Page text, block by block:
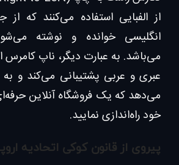
از الفبایی استفاده می‌کنند که
انگلیسی خوانده و نوشته
می‌باشد. به عبارت دیگر، ناپ کامرس
عبری و عربی پشتیبانی می‌کند و به
می‌دهد که یک فروشگاه آنلاین
خود راه‌اندازی نمایید.
پیروی از قانون کوکی اتحادیه